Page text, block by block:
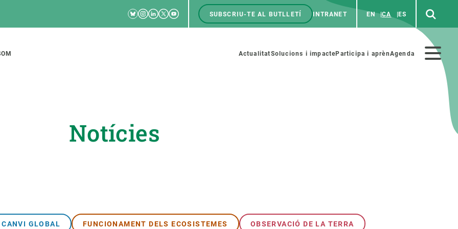
RRSS
Bluesky
Instagram
Linkedin
TwitterYoutube
Menú
SUBSCRIU-TE AL BUTLLETÍ INTRANET EN CA ES
Menú
ActualitatSolucions i impacteParticipa i aprènAgenda
Notícies
CANVI GLOBAL FUNCIONAMENT DELS ECOSISTEMES OBSERVACIÓ DE LA TERRA
ecosistemes Política i gestió Demana la teva beca ERC COL·LABORA Notícies